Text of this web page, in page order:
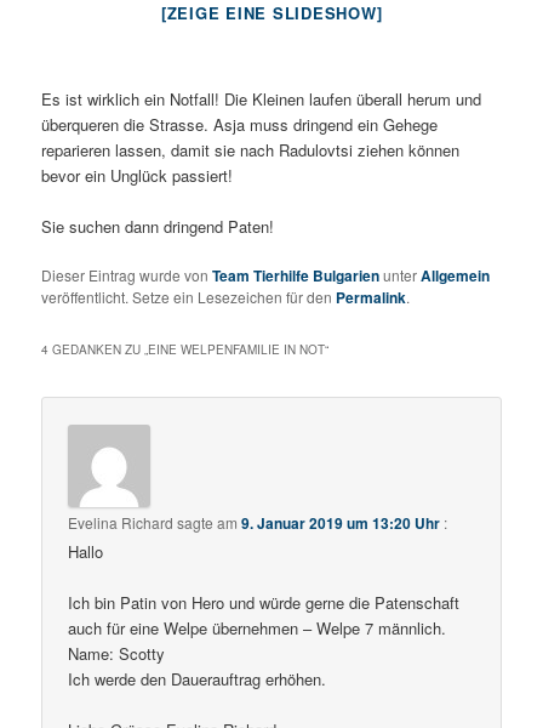
[ZEIGE EINE SLIDESHOW]
Es ist wirklich ein Notfall! Die Kleinen laufen überall herum und
überqueren die Strasse. Asja muss dringend ein Gehege
reparieren lassen, damit sie nach Radulovtsi ziehen können
bevor ein Unglück passiert!
Sie suchen dann dringend Paten!
Dieser Eintrag wurde vonTeam Tierhilfe BulgarienunterAllgemein
veröffentlicht. Setze ein Lesezeichen für den Permalink.
4 GEDANKEN ZU „EINE WELPENFAMILIE IN NOT“
Evelina Richard sagte am9. Januar 2019 um 13:20 Uhr :
Hallo
Ich bin Patin von Hero und würde gerne die Patenschaft
auch für eine Welpe übernehmen – Welpe 7 männlich.
Name: Scotty
Ich werde den Dauerauftrag erhöhen.